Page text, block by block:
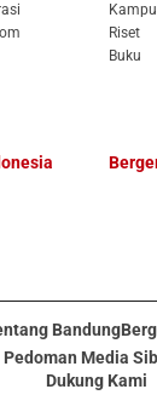
Riset
Buku
Pedoman Media
Dukung Kami